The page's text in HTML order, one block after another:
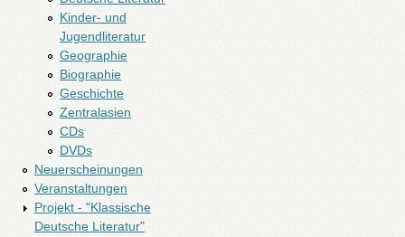
Kinder- und
Jugendliteratur
Geographie
Biographie
Geschichte
Zentralasien
CDs
DVDs
Neuerscheinungen
Veranstaltungen
Projekt - "Klassische
Deutsche Literatur"